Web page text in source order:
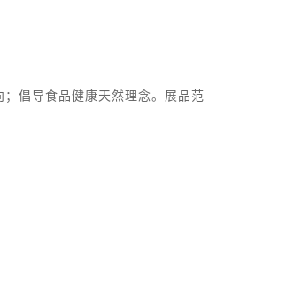
倡导食品健康天然理念。展品范